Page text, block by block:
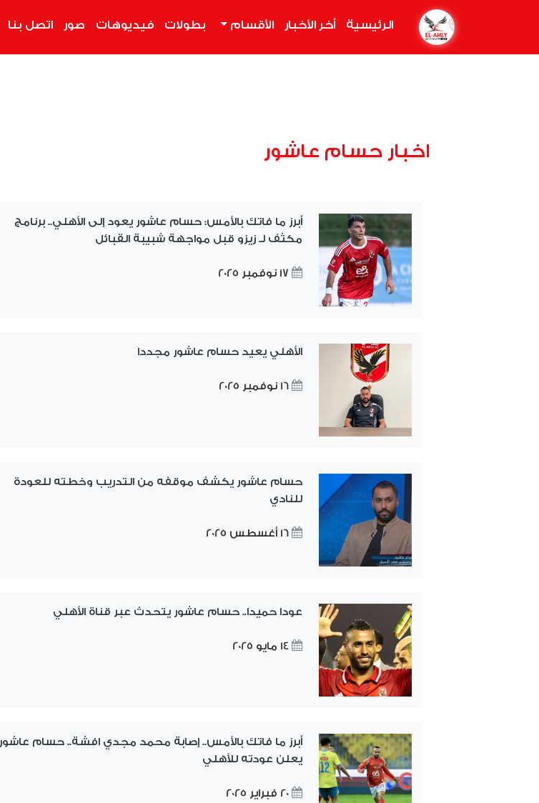
الرئيسية أخر الأخبار الأقسام بطولات فيديوهات صور اتصل بنا
اخبار حسام عاشور
أبرز ما فاتك بالأمس: حسام عاشور يعود إلى الأهلي.. برنامج
مكثف لـ زيزو قبل مواجهة شبيبة القبائل
17 نوفمبر 2025
الأهلي يعيد حسام عاشور مجددا
16 نوفمبر 2025
حسام عاشور يكشف موقفه من التدريب وخطته للعودة
للنادي
16 أغسطس 2025
عودا حميدا.. حسام عاشور يتحدث عبر قناة الأهلي
14 مايو 2025
أبرز ما فاتك بالأمس.. إصابة محمد مجدي افشة.. حسام عاشور
يعلن عودته للأهلي
20 فبراير 2025